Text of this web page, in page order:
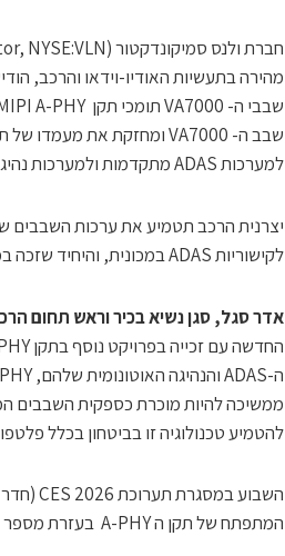
מהירה בתעשיות האודיו-וידאו והרכב,
למערכות ADAS מתקדמות ולמערכות נהיגה אוטונומית מהדור הבא.
לקישוריות ADAS במכונית, והיחיד שזכה במספר פרויקטים בקרב ספקיות שבבים שונות.
אדר סגל, סגן נשיא בכיר וראש תחום
להטמיע טכנולוגיה זו בביטחון בכלל
המתפתח של תקן ה A-PHY בעזרת מספר מוצרים התומכים בתקן.